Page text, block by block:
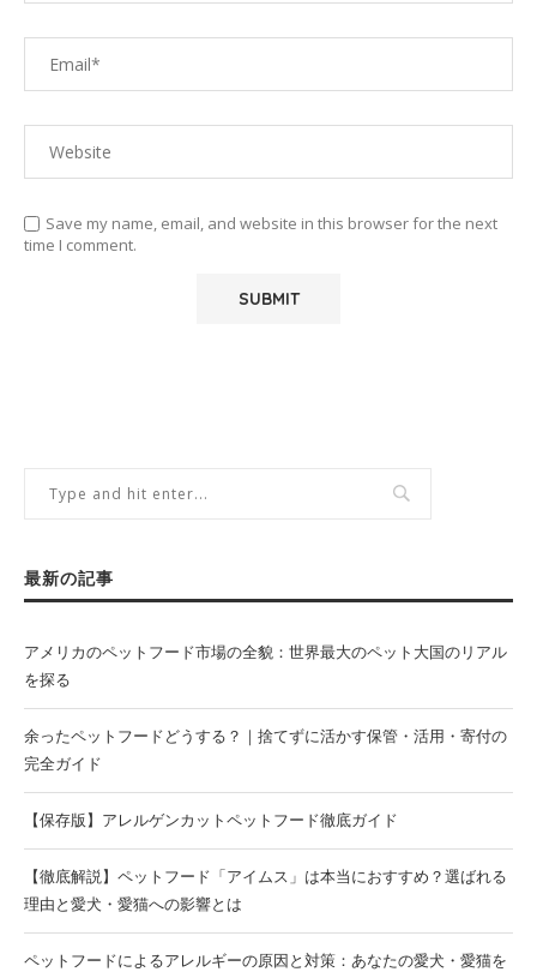
Save my name, email, and website in this browser for the next
time I comment.
最新の記事
アメリカのペットフード市場の全貌：世界最大のペット大国のリアル
を探る
余ったペットフードどうする？｜捨てずに活かす保管・活用・寄付の
完全ガイド
【保存版】アレルゲンカットペットフード徹底ガイド
【徹底解説】ペットフード「アイムス」は本当におすすめ？選ばれる
理由と愛犬・愛猫への影響とは
ペットフードによるアレルギーの原因と対策：あなたの愛犬・愛猫を